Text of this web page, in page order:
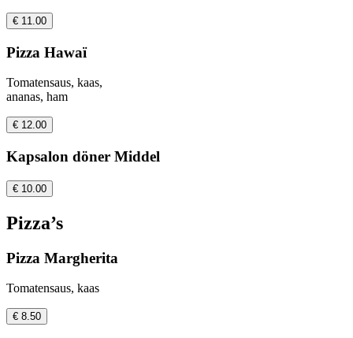
€ 11.00
Pizza Hawaï
Tomatensaus, kaas,
ananas, ham
€ 12.00
Kapsalon döner Middel
€ 10.00
Pizza’s
Pizza Margherita
Tomatensaus, kaas
€ 8.50